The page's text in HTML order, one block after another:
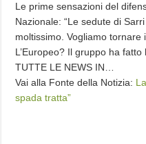
Le prime sensazioni del
Nazionale: “Le sedute di
moltissimo. Vogliamo tornare
L’Europeo? Il gruppo ha fatto
TUTTE LE NEWS IN…
Vai alla Fonte della Notizia:
spada tratta”